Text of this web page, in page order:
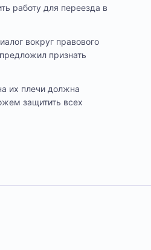
работу для переезда в
вокруг правового
признать
их плечи должна
защитить всех